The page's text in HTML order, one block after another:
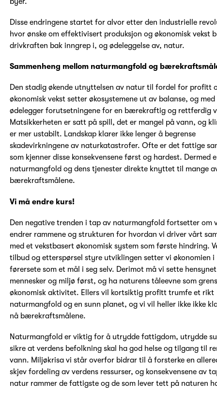
Disse endringene startet for alvor etter den industrielle
hvor ønske om effektivisert produksjon og økonomisk vekst
drivkraften bak inngrep i, og ødeleggelse av, natur.
Sammenheng mellom naturmangfold og
Den stadig økende utnyttelsen av natur til fordel for profitt
økonomisk vekst setter økosystemene ut av balanse, og
ødelegger forutsetningene for en bærekraftig og rettferdig
Matsikkerheten er satt på spill, det er mangel på vann, og
er mer ustabilt. Landskap klarer ikke lenger å begrense
skadevirkningene av naturkatastrofer. Ofte er det fattige
som kjenner disse konsekvensene først og hardest. Dermed
naturmangfold og dens tjenester direkte knyttet til mange
bærekraftsmålene.
Vi må endre kurs!
Den negative trenden i tap av naturmangfold fortsetter om
endrer rammene og strukturen for hvordan vi driver vårt
med et vekstbasert økonomisk system som første hindring.
tilbud og etterspørsel styre utviklingen setter vi økonomien i
førersete som et mål i seg selv. Derimot må vi sette
mennesker og miljø først, og ha naturens tåleevne som
økonomisk aktivitet. Ellers vil kortsiktig profitt trumfe et rikt
naturmangfold og en sunn planet, og vi vil heller ikke ikke
nå bærekraftsmålene.
Naturmangfold er viktig for å utrydde fattigdom, utrydde
sikre at verdens befolkning skal ha god helse og tilgang til
vann. Miljøkrisa vi står overfor bidrar til å forsterke en
skjev fordeling av verdens ressurser, og konsekvensene av
natur rammer de fattigste og de som lever tett på naturen